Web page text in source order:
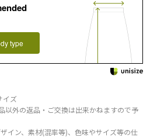
type
イズ
以外の返品・ご交換は出来かねますので予
イン、素材(混率等)、色味やサイズ等の仕